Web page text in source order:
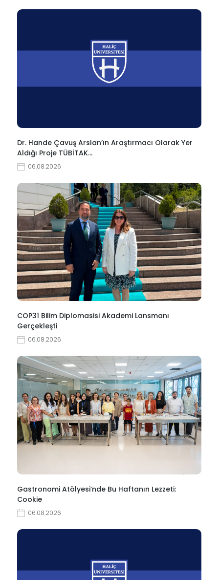
Dr. Hande Çavuş Arslan’ın Araştırmacı Olarak Yer
Aldığı Proje TÜBİTAK…
06.08.2026
COP31 Bilim Diplomasisi Akademi Lansmanı
Gerçekleşti
06.08.2026
Gastronomi Atölyesi’nde Bu Haftanın Lezzeti:
Cookie
06.08.2026